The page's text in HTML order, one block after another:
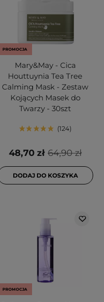
PROMOCJA
Mary&May - Cica
Houttuynia Tea Tree
Calming Mask - Zestaw
Kojących Masek do
Twarzy - 30szt
124
64,90 zł
48,70 zł
DODAJ DO KOSZYKA
PROMOCJA